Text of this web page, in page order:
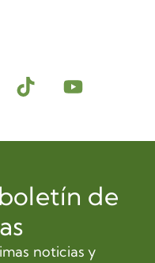
de
noticias y